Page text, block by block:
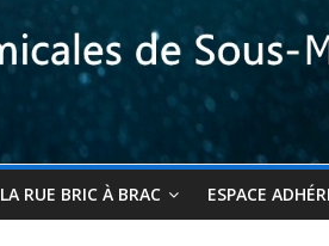
LA RUE BRIC À BRAC ESPACE